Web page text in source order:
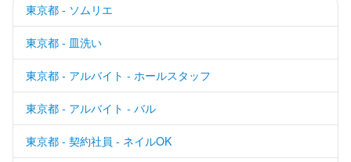
東京都 - ソムリエ
東京都 - 皿洗い
東京都 - アルバイト - ホールスタッフ
東京都 - アルバイト - バル
東京都 - 契約社員 - ネイルOK